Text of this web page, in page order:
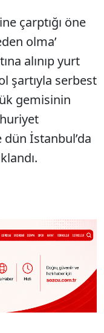
çarptığı öne
olma’
alınıp yurt
şartıyla serbest
gemisinin
dün İstanbul’da